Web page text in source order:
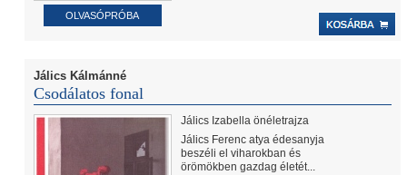
OLVASÓPRÓBA
Jálics Kálmánné
Csodálatos fonal
Jálics Izabella önéletrajza
Jálics Ferenc atya édesanyja
beszéli el viharokban és
örömökben gazdag életét...